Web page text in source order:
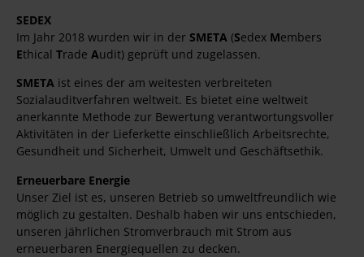
SEDEX
Im Jahr 2018 wurden wir in der SMETA (Sedex Members
Ethical Trade Audit) geprüft und zugelassen.
SMETA ist eines der am weitesten verbreiteten
Sozialauditverfahren weltweit. Es bietet eine weltweit
anerkannte Methode zur Bewertung verantwortungsvoller
Aktivitäten in der Lieferkette einschließlich Arbeitsrechte,
Gesundheit und Sicherheit, Umwelt und Geschäftsethik.
Erneuerbare Energie
Unser Ziel ist es, unseren Betrieb so umweltfreundlich wie
möglich zu gestalten. Deshalb haben wir uns entschieden,
unseren jährlichen Stromverbrauch mit Strom aus
erneuerbaren Energiequellen zu decken.